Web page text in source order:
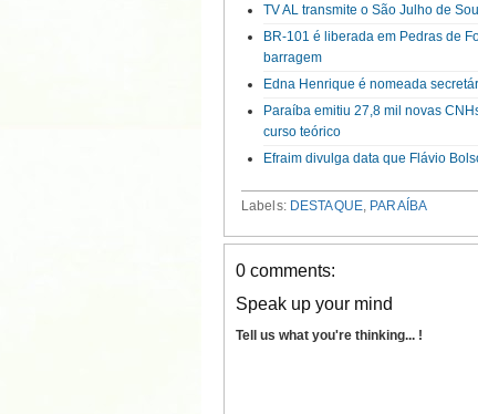
TV AL transmite o São Julho de
BR-101 é liberada em Pedras de
barragem
Edna Henrique é nomeada
Paraíba emitiu 27,8 mil novas
curso teórico
Efraim divulga data que Flávio
Labels: DESTAQUE, PARAÍBA
0 comments:
Speak up your mind
Tell us what you're thinking... !